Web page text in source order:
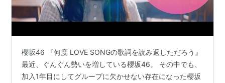
櫻坂46 『何度 LOVE SONGの歌詞を読み返しただろう』
最近、ぐんぐん勢いを増している櫻坂46。 その中でも、
加入1年目にしてグループに欠かせない存在になった櫻坂